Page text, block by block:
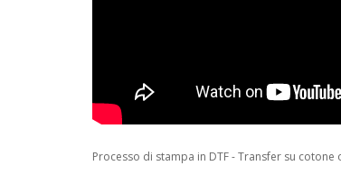
Processo di stampa in DTF - Transfer su cotone